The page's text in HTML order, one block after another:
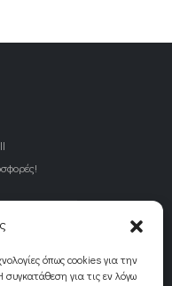
όπως cookies για την
για τις εν λόγω